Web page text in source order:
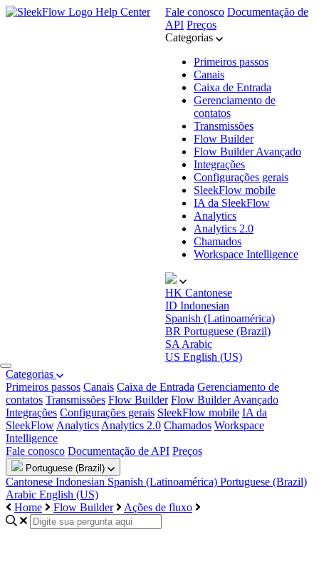
Help Center Fale conosco Documentação de
API Preços
Categorias
Primeiros passos
Canais
Caixa de Entrada
Gerenciamento de
contatos
Transmissões
Flow Builder
Flow Builder Avançado
Integrações
Configurações gerais
SleekFlow mobile
IA da SleekFlow
Analytics
Analytics 2.0
Chamados
Workspace Intelligence
HK Cantonese
ID Indonesian
Spanish (Latinoamérica)
BR Portuguese (Brazil)
SA Arabic
US English (US)
Categorias
Primeiros passos Canais Caixa de Entrada Gerenciamento de
contatos Transmissões Flow Builder Flow Builder Avançado
Integrações Configurações gerais SleekFlow mobile IA da
SleekFlow Analytics Analytics 2.0 Chamados Workspace
Intelligence
Fale conosco Documentação de API Preços
Portuguese (Brazil)
Cantonese Indonesian Spanish (Latinoamérica) Portuguese (Brazil)
Arabic English (US)
Home
Flow Builder Ações de fluxo